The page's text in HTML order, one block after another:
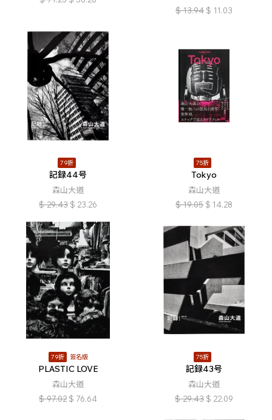
$ 13.94 $ 11.03
79折
記録44号
森山大道
$ 29.43 $ 23.26
75折
Tokyo
森山大道
$ 19.05 $ 14.28
79折 簽名版
PLASTIC LOVE
森山大道
$ 97.02 $ 76.64
75折
記録43号
森山大道
$ 29.43 $ 22.09